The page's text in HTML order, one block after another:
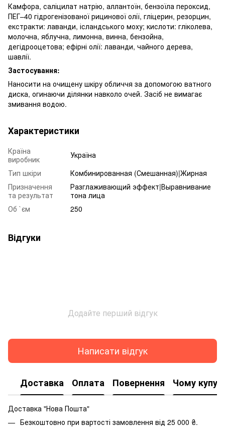
Камфора, саліцилат натрію, аллантоїн, бензоїла пероксид,
ПЕГ–40 гідрогенізованої рицинової олії, гліцерин, резорцин,
екстракти: лаванди, ісландського моху; кислоти: гліколева,
молочна, яблучна, лимонна, винна, бензойна,
дегідрооцетова; ефірні олії: лаванди, чайного дерева,
шавлії.
Застосування:
Наносити на очищену шкіру обличчя за допомогою ватного
диска, огинаючи ділянки навколо очей. Засіб не вимагає
змивання водою.
Характеристики
Країна
виробник
Україна
Тип шкіри
Комбинированная (Смешанная)|Жирная
Призначення
та результат
Разглаживающий эффект|Выравнивание
тона лица
Об `єм
250
Відгуки
Додайте перший відгук
Написати відгук
Доставка Оплата Повернення Чому
Доставка "Нова Пошта"
Безкоштовно при вартості замовлення від 25 000 ₴.